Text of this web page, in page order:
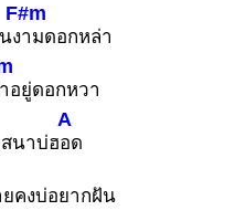
ง
F#m
ามดอกหล่า
อยู่ดอกหวา
นาบ่ฮ
A
อด
คงบ่อยากฝัน